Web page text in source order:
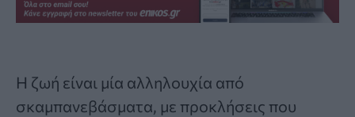
Η ζωή είναι μία αλληλουχία από
σκαμπανεβάσματα, με προκλήσεις που